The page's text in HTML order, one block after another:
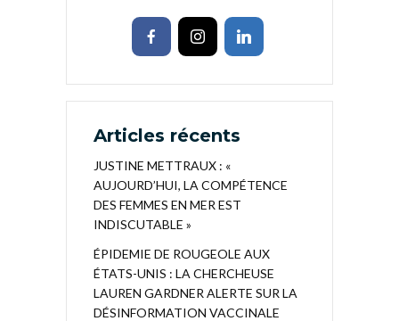
Articles récents
JUSTINE METTRAUX : «
AUJOURD’HUI, LA COMPÉTENCE
DES FEMMES EN MER EST
INDISCUTABLE »
ÉPIDEMIE DE ROUGEOLE AUX
ÉTATS-UNIS : LA CHERCHEUSE
LAUREN GARDNER ALERTE SUR LA
DÉSINFORMATION VACCINALE